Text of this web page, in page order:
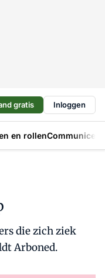
gratis Inloggen
en rollen
die zich ziek
Arboned.